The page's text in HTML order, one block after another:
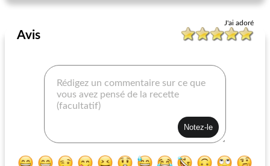
J'ai adoré
Avis